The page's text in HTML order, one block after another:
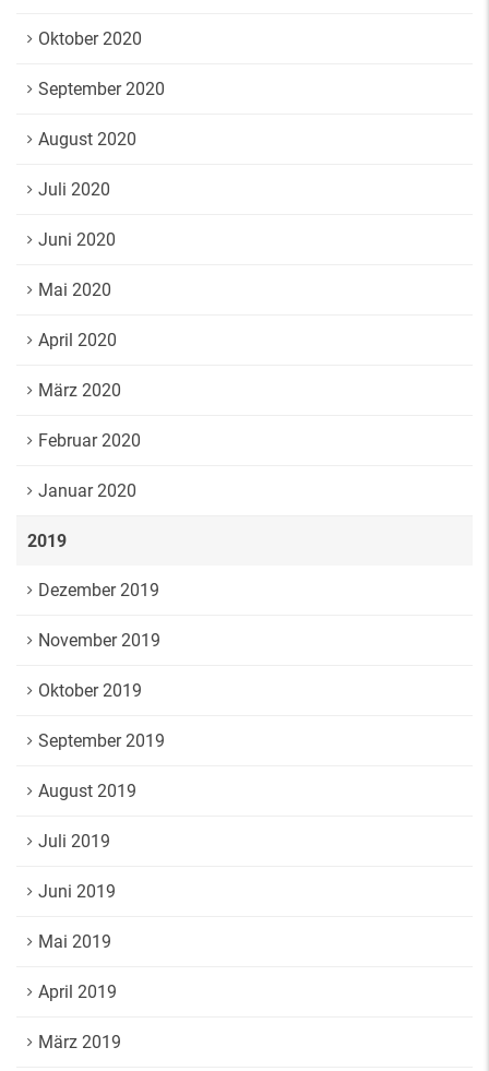
Oktober 2020
September 2020
August 2020
Juli 2020
Juni 2020
Mai 2020
April 2020
März 2020
Februar 2020
Januar 2020
2019
Dezember 2019
November 2019
Oktober 2019
September 2019
August 2019
Juli 2019
Juni 2019
Mai 2019
April 2019
März 2019